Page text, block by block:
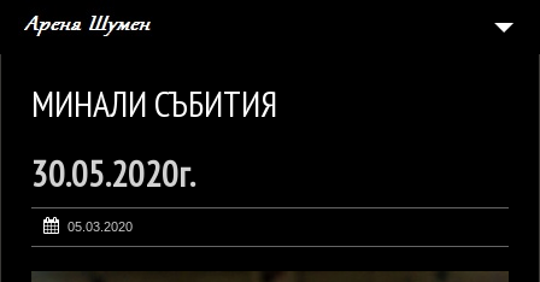
СЪБИТИЯ
АРЕНАТА
ГАЛЕРИЯ
МИНАЛИ СЪБИТИЯ
30.05.2020г.
05.03.2020